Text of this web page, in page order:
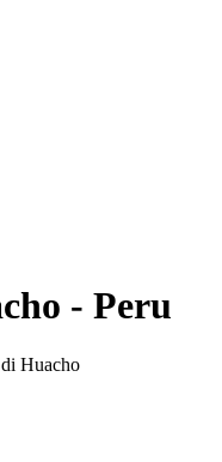
- Peru
Huacho